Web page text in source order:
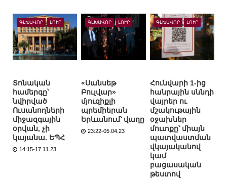
ԳԼԽԱՎՈՐ ԼՈՒՐ
Տոնական
համերգը՝
նվիրված
Ուսանողների
միջազգային
օրվան, չի
կայանա. ԵՊՀ
14:15-17.11.23
ԳԼԽԱՎՈՐ ԼՈՒՐ
«Սանսեթ
Բուլվար»
մյուզիքլի
պրեմիերան
Երևանում՝ վաղը
23:22-05.04.23
ԳԼԽԱՎՈՐ ԼՈՒՐ
Հունվարի 1-ից
հանրային սննդի
վայրեր ու
մշակութային
օջախներ
մուտքը՝ միայն
պատվաստման
վկայականով
կամ
բացասական
թեստով